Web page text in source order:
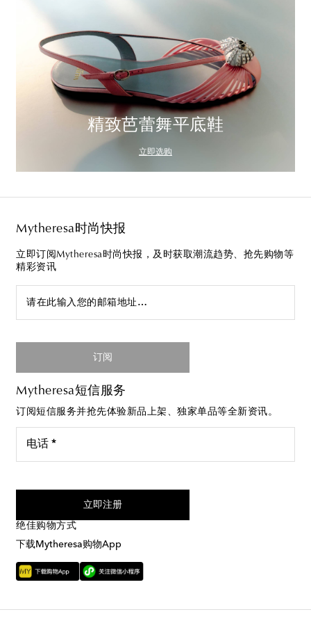
精致芭蕾舞平底鞋
立即选购
Mytheresa时尚快报
立即订阅Mytheresa时尚快报，及时获取潮流趋势、抢先购物等
精彩资讯
请在此输入您的邮箱地址…
订阅
Mytheresa短信服务
订阅短信服务并抢先体验新品上架、独家单品等全新资讯。
电话 *
立即注册
绝佳购物方式
下载Mytheresa购物App